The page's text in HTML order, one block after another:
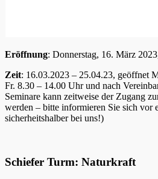
Eröffnung: Donnerstag, 16. März
Zeit: 16.03.2023 – 25.04.23, geöffnet
Fr. 8.30 – 14.00 Uhr und nach
Seminare kann zeitweise der Zugang
werden – bitte informieren Sie sich vor
sicherheitshalber bei uns!)
Schiefer Turm: Naturkraft